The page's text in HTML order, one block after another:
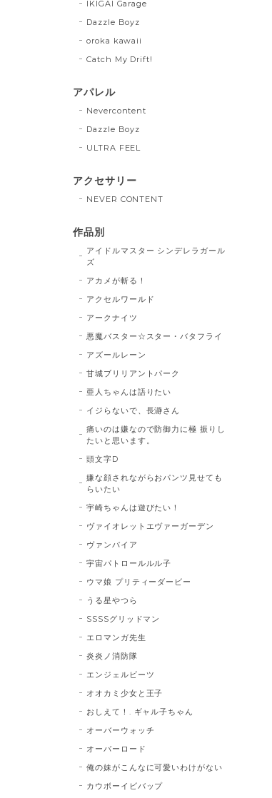
IKIGAI Garage
Dazzle Boyz
oroka kawaii
Catch My Drift!
アパレル
Nevercontent
Dazzle Boyz
ULTRA FEEL
アクセサリー
NEVER CONTENT
作品別
アイドルマスター シンデレラガール
ズ
アカメが斬る！
アクセルワールド
アークナイツ
悪魔バスター☆スター・バタフライ
アズールレーン
甘城ブリリアントパーク
亜人ちゃんは語りたい
イジらないで、長瀞さん
痛いのは嫌なので防御力に極 振りし
たいと思います。
頭文字D
嫌な顔されながらおパンツ見せても
らいたい
宇崎ちゃんは遊びたい！
ヴァイオレットエヴァーガーデン
ヴァンパイア
宇宙パトロールルル子
ウマ娘 プリティーダービー
うる星やつら
SSSSグリッドマン
エロマンガ先生
炎炎ノ消防隊
エンジェルビーツ
オオカミ少女と王子
おしえて！. ギャル子ちゃん
オーバーウォッチ
オーバーロード
俺の妹がこんなに可愛いわけがない
カウボーイビバップ